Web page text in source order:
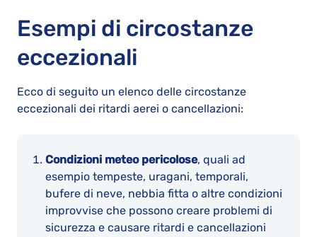
Esempi di circostanze
eccezionali
Ecco di seguito un elenco delle circostanze
eccezionali dei ritardi aerei o cancellazioni:
Condizioni meteo pericolose, quali ad
esempio tempeste, uragani, temporali,
bufere di neve, nebbia fitta o altre condizioni
improvvise che possono creare problemi di
sicurezza e causare ritardi e cancellazioni